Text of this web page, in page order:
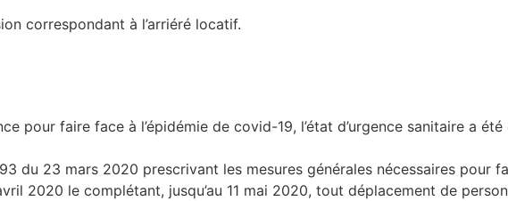
correspondant à l’arriéré locatif.
pour faire face à l’épidémie de covid-19, l’état d’urgence sanitaire a
du 23 mars 2020 prescrivant les mesures générales nécessaires pour
2020 le complétant, jusqu’au 11 mai 2020, tout déplacement de